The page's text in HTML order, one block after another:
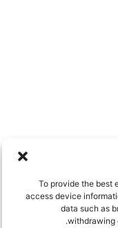
To provide the best
access device
data such as
withdrawing